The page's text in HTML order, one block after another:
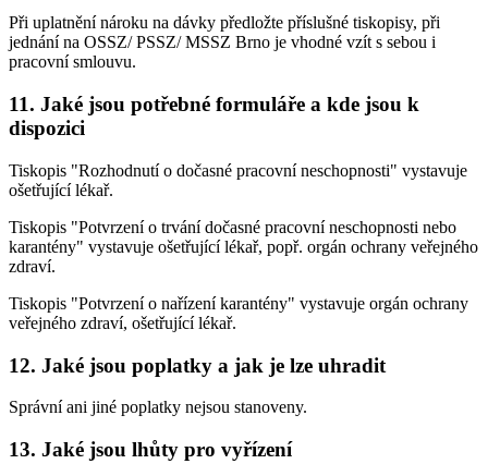
Při uplatnění nároku na dávky předložte příslušné tiskopisy, při
jednání na OSSZ/ PSSZ/ MSSZ Brno je vhodné vzít s sebou i
pracovní smlouvu.
11. Jaké jsou potřebné formuláře a kde jsou k
dispozici
Tiskopis "Rozhodnutí o dočasné pracovní neschopnosti" vystavuje
ošetřující lékař.
Tiskopis "Potvrzení o trvání dočasné pracovní neschopnosti nebo
karantény" vystavuje ošetřující lékař, popř. orgán ochrany veřejného
zdraví.
Tiskopis "Potvrzení o nařízení karantény" vystavuje orgán ochrany
veřejného zdraví, ošetřující lékař.
12. Jaké jsou poplatky a jak je lze uhradit
Správní ani jiné poplatky nejsou stanoveny.
13. Jaké jsou lhůty pro vyřízení